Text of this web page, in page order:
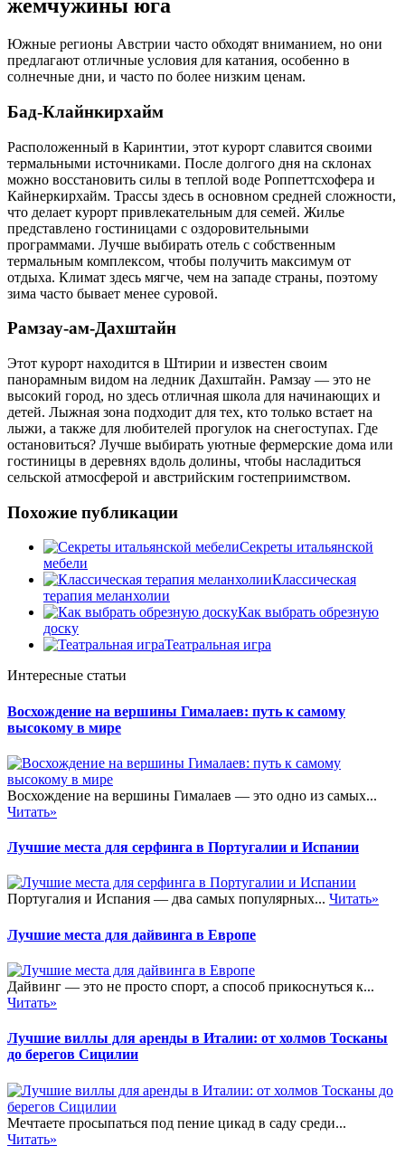
жемчужины юга
Южные регионы Австрии часто обходят вниманием, но они
предлагают отличные условия для катания, особенно в
солнечные дни, и часто по более низким ценам.
Бад-Клайнкирхайм
Расположенный в Каринтии, этот курорт славится своими
термальными источниками. После долгого дня на склонах
можно восстановить силы в теплой воде Роппеттсхофера и
Кайнеркирхайм. Трассы здесь в основном средней сложности,
что делает курорт привлекательным для семей. Жилье
представлено гостиницами с оздоровительными
программами. Лучше выбирать отель с собственным
термальным комплексом, чтобы получить максимум от
отдыха. Климат здесь мягче, чем на западе страны, поэтому
зима часто бывает менее суровой.
Рамзау-ам-Дахштайн
Этот курорт находится в Штирии и известен своим
панорамным видом на ледник Дахштайн. Рамзау — это не
высокий город, но здесь отличная школа для начинающих и
детей. Лыжная зона подходит для тех, кто только встает на
лыжи, а также для любителей прогулок на снегоступах. Где
остановиться? Лучше выбирать уютные фермерские дома или
гостиницы в деревнях вдоль долины, чтобы насладиться
сельской атмосферой и австрийским гостеприимством.
Похожие публикации
Секреты итальянской
мебели
Классическая
терапия меланхолии
Как выбрать обрезную
доску
Театральная игра
Интересные статьи
Восхождение на вершины Гималаев: путь к самому
высокому в мире
Восхождение на вершины Гималаев — это одно из самых...
Читать»
Лучшие места для серфинга в Португалии и Испании
Португалия и Испания — два самых популярных... Читать»
Лучшие места для дайвинга в Европе
Дайвинг — это не просто спорт, а способ прикоснуться к...
Читать»
Лучшие виллы для аренды в Италии: от холмов Тосканы
до берегов Сицилии
Мечтаете просыпаться под пение цикад в саду среди...
Читать»